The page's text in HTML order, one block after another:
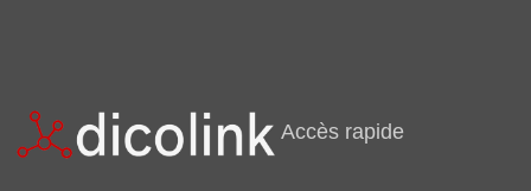
Accès rapide